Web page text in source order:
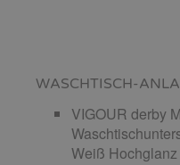
WASCHTISCH-
VIGOUR derby
Weiß